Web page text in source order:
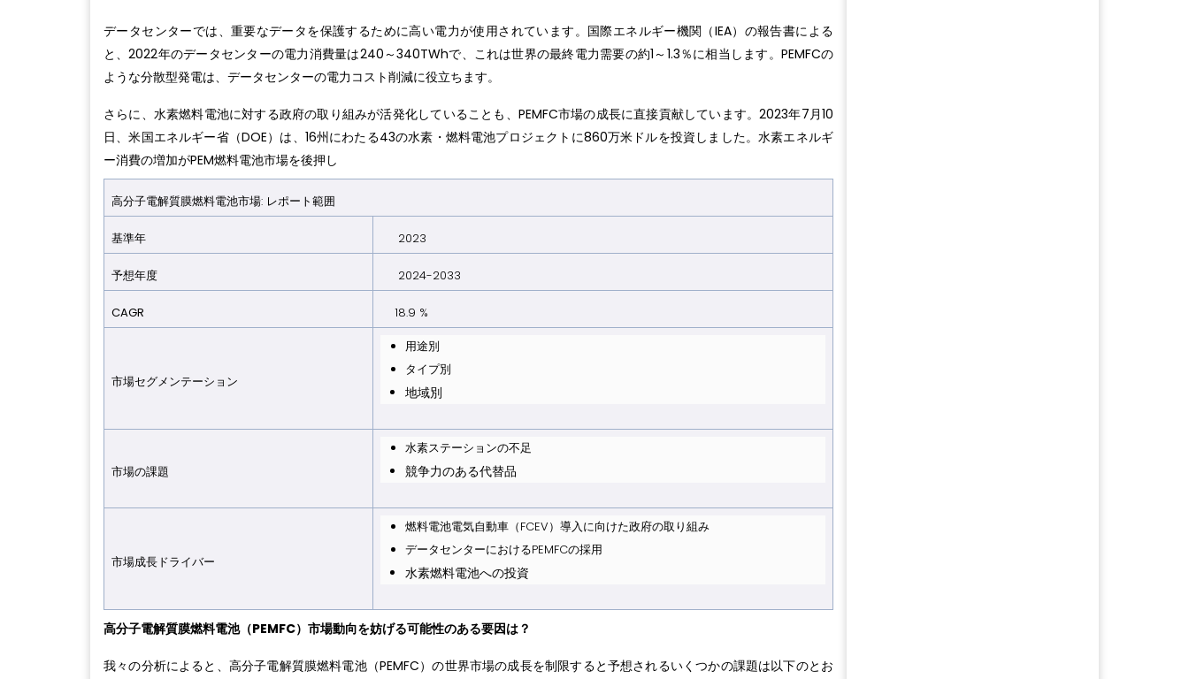
データセンターでは、重要なデータを保護するために高い電力が使用されています。国際エネルギー機関（IEA）の報告書による
と、2022年のデータセンターの電力消費量は240～340TWhで、これは世界の最終電力需要の約1～1.3％に相当します。PEMFCの
ような分散型発電は、データセンターの電力コスト削減に役立ちます。
さらに、水素燃料電池に対する政府の取り組みが活発化していることも、PEMFC市場の成長に直接貢献しています。2023年7月10
日、米国エネルギー省（DOE）は、16州にわたる43の水素・燃料電池プロジェクトに860万米ドルを投資しました。水素エネルギ
ー消費の増加がPEM燃料電池市場を後押し
高分子電解質膜燃料電池市場: レポート範囲
基準年 2023
予想年度 2024-2033
CAGR 18.9 %
市場セグメンテーショ ン
用途別
タイプ別
地域別
市場の課題
水素ステーションの不足
競争力のある代替品
市場成長ドライバー
燃料電池電気自動車（FCEV）導入に向けた政府の取り組み
データセンターにおけるPEMFCの採用
水素燃料電池への投資
高分子電解質膜燃料電池（PEMFC）市場動向を妨げる可能性のある要因は？
我々の分析によると、高分子電解質膜燃料電池（PEMFC）の世界市場の成長を制限すると予想されるいくつかの課題は以下のとお